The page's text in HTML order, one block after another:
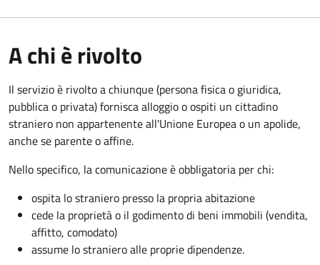
A chi è rivolto
Il servizio è rivolto a chiunque (persona fisica o giuridica,
pubblica o privata) fornisca alloggio o ospiti un cittadino
straniero non appartenente all'Unione Europea o un apolide,
anche se parente o affine.
Nello specifico, la comunicazione è obbligatoria per chi:
ospita lo straniero presso la propria abitazione
cede la proprietà o il godimento di beni immobili (vendita,
affitto, comodato)
assume lo straniero alle proprie dipendenze.